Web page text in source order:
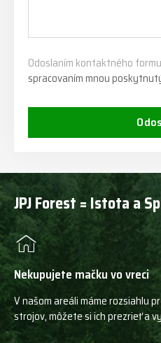
Odoslaním kontaktného
spracovaním mnou
JPJ Forest = Istota a
Nekupujete mačku vo vreci
V našom areáli máme rozsiahlu
strojov, môžete si ich prezrieť a